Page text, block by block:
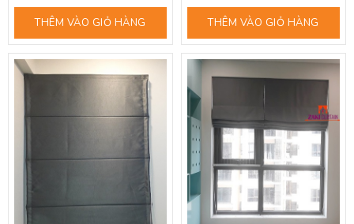
THÊM VÀO GIỎ HÀNG THÊM VÀO GIỎ HÀNG